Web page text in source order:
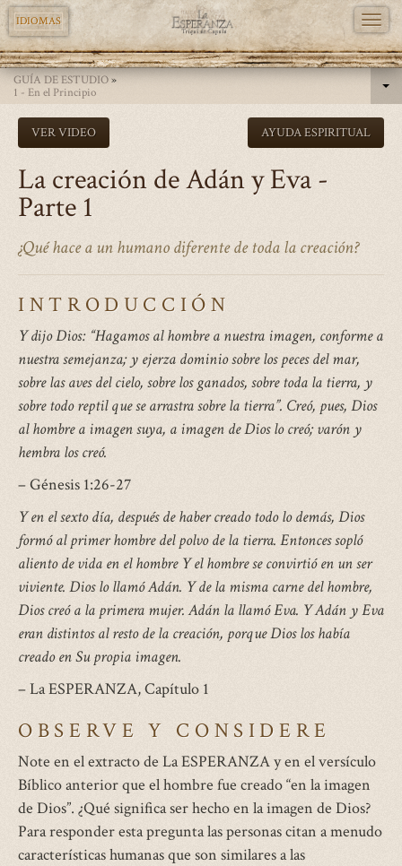
Pasar
contenido
principal
IDIOMAS
GUÍA DE ESTUDIO»
1 - En el Principio
VER VIDEO AYUDA ESPIRITUAL
La creación de Adán y Eva -
Parte 1
¿Qué hace a un humano diferente de toda la creación?
INTRODUCCIÓN
Y dijo Dios: “Hagamos al hombre a nuestra imagen, conforme a
nuestra semejanza; y ejerza dominio sobre los peces del mar,
sobre las aves del cielo, sobre los ganados, sobre toda la tierra, y
sobre todo reptil que se arrastra sobre la tierra”. Creó, pues, Dios
al hombre a imagen suya, a imagen de Dios lo creó; varón y
hembra los creó.
– Génesis 1:26-27
Y en el sexto día, después de haber creado todo lo demás, Dios
formó al primer hombre del polvo de la tierra. Entonces sopló
aliento de vida en el hombre Y el hombre se convirtió en un ser
viviente. Dios lo llamó Adán. Y de la misma carne del hombre,
Dios creó a la primera mujer. Adán la llamó Eva. Y Adán y Eva
eran distintos al resto de la creación, porque Dios los había
creado en Su propia imagen.
– La ESPERANZA, Capítulo 1
OBSERVE Y CONSIDERE
Note en el extracto de La ESPERANZA y en el versículo
Bíblico anterior que el hombre fue creado “en la imagen
de Dios”. ¿Qué significa ser hecho en la imagen de Dios?
Para responder esta pregunta las personas citan a menudo
características humanas que son similares a las